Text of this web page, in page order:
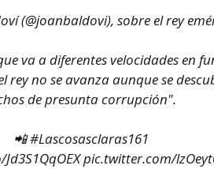
(@joanbaldovi), sobre el rey
va a diferentes velocidades en
rey no se avanza aunque se
de presunta corrupción".
📲#Lascosasclaras161
pic.twitter.com/